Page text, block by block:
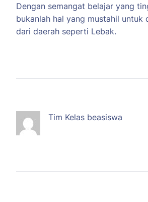
Dengan semangat belajar yang
bukanlah hal yang mustahil untuk
dari daerah seperti Lebak.
Tim Kelas beasiswa